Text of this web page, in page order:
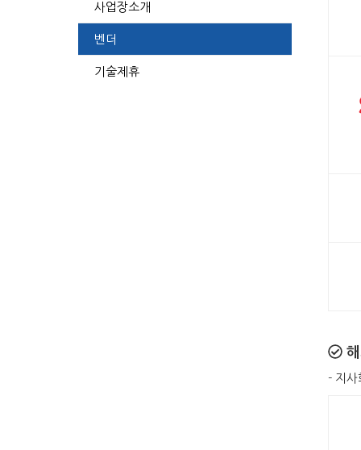
사업장소개
벤더
기술제휴
해
- 지사